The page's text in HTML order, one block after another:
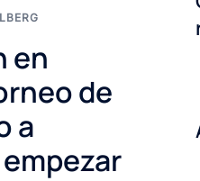
en
de
a